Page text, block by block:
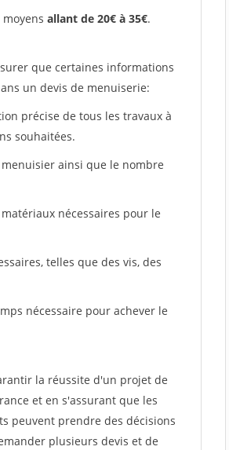
allant de 20€ à 35€.
que certaines informations
un devis de menuiserie:
précise de tous les travaux à
souhaitées.
ainsi que le nombre
nécessaires pour le
telles que des vis, des
nécessaire pour achever le
la réussite d'un projet de
et en s'assurant que les
peuvent prendre des décisions
plusieurs devis et de